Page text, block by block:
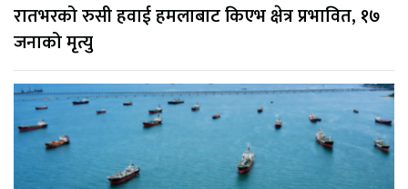
रातभरको रुसी हवाई हमलाबाट किएभ क्षेत्र प्रभावित, १७
जनाको मृत्यु